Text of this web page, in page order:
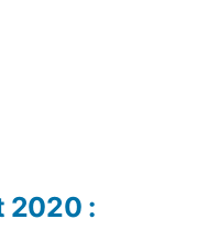
2020 :